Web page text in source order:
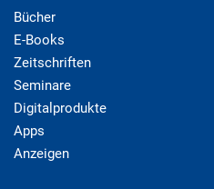
Bücher
E-Books
Zeitschriften
Seminare
Digitalprodukte
Apps
Anzeigen